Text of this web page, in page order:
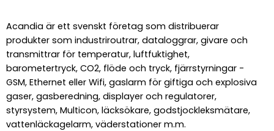
Acandia är ett svenskt företag som distribuerar
produkter som industriroutrar, dataloggrar, givare och
transmittrar för temperatur, luftfuktighet,
barometertryck, CO2, flöde och tryck, fjärrstyrningar -
GSM, Ethernet eller Wifi, gaslarm för giftiga och explosiva
gaser, gasberedning, displayer och regulatorer,
styrsystem, Multicon, läcksökare, godstjockleksmätare,
vattenläckagelarm, väderstationer m.m.